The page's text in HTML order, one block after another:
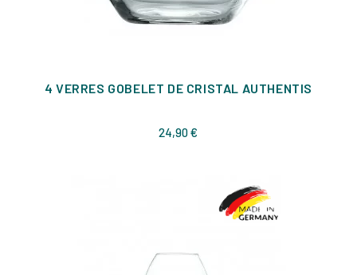
4 VERRES GOBELET DE CRISTAL AUTHENTIS
24,90 €